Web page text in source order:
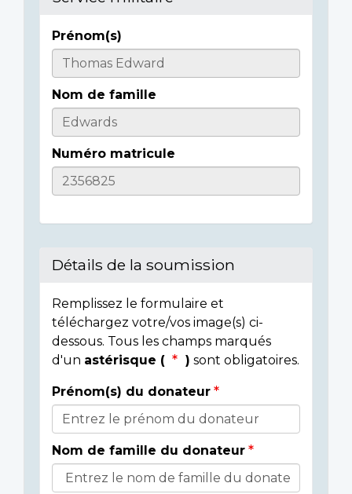
Informations
sur
l'individu
Prénom(s)
Nom de famille
Numéro matricule
Détails de la soumission
Remplissez le formulaire et
téléchargez votre/vos image(s) ci-
dessous. Tous les champs marqués
d'un astérisque ( ) sont obligatoires.
Détails
du
donateur
Prénom(s) du donateur
Nom de famille du donateur